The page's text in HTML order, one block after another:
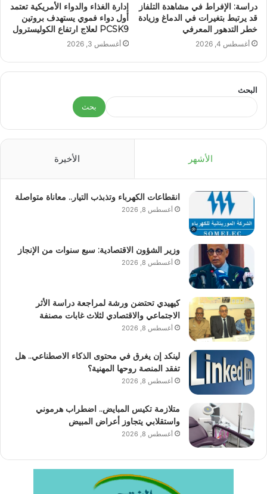
دراسة: الإفراط في مشاهدة التلفاز
قد يرتبط بتغيرات في الدماغ وزيادة
خطر التدهور المعرفي
أغسطس 4, 2026
إدارة الغذاء والدواء الأمريكية تعتمد
أول دواء فموي يستهدف بروتين
PCSK9 لعلاج ارتفاع الكوليسترول
أغسطس 3, 2026
البحث
بحث
الأشهر الأخيرة
انقطاعات الكهرباء وتذبذب التيار.. معاناة متواصلة
أغسطس 8, 2026
وزير الشؤون الاقتصادية: سبع سنوات من الإنجاز
أغسطس 8, 2026
كيهيدي تحتضن ورشة لمراجعة دراسة الأثر
الاجتماعي والاقتصادي لثلاث غابات مصنفة
أغسطس 8, 2026
لينكد إن يغرق في محتوى الذكاء الاصطناعي.. هل
تفقد المنصة روحها المهنية؟
أغسطس 8, 2026
متلازمة تكيس المبايض.. اضطراب هرموني
واستقلابي يتجاوز أعراض المبيض
أغسطس 8, 2026